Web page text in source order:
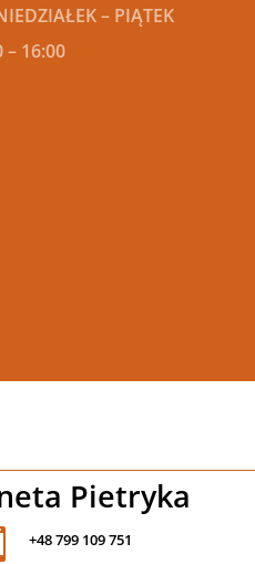
– PIĄTEK
– 16:00
Pietryka
+48 799 109 751